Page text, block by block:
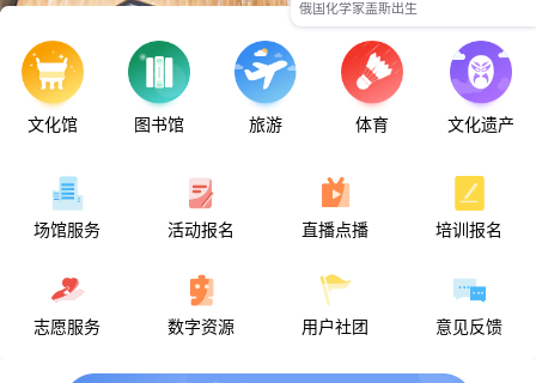
俄国化学家盖斯出生
上海黄浦公园开放 华人与狗不得入内
二战日本战犯土肥原贤二出生
美国物理学家托马斯·劳伦斯诞生
英国物理学家保罗·狄拉克诞生
讨袁军与北军在南京血战
营口坠龙事件
达斯汀·霍夫曼出生
法国四名著名人物被维希政府逮捕
苏联对日本宣战
中共土改政策向富农让步
梅兰芳病逝
东南亚国家联盟成立
文化馆 图书馆 旅游 体育 文化遗产
场馆服务
志愿服务
活动报名
数字资源
直播点播
用户社团
培训报名
意见反馈